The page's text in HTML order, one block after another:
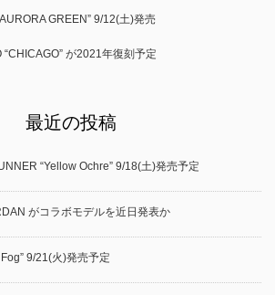
GREEN” 9/12(土)発売
が2021年復刻予定
最近の投稿
“Yellow Ochre” 9/18(土)発売予定
がコラボモデルを近日発表か
9/21(火)発売予定